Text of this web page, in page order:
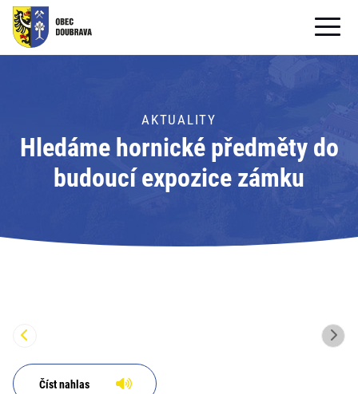
OBECNÍ ÚŘAD
PRO OBČANY
Formuláře ke stažení
PRO TURISTY
AKTUALITY
Hledáme hornické předměty do
budoucí expozice zámku
Číst nahlas